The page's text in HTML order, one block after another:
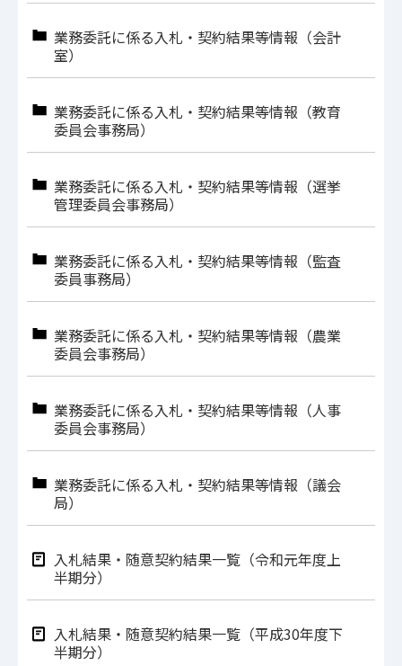
業務委託に係る入札・契約結果等情報（会計
室）
業務委託に係る入札・契約結果等情報（教育
委員会事務局）
業務委託に係る入札・契約結果等情報（選挙
管理委員会事務局）
業務委託に係る入札・契約結果等情報（監査
委員事務局）
業務委託に係る入札・契約結果等情報（農業
委員会事務局）
業務委託に係る入札・契約結果等情報（人事
委員会事務局）
業務委託に係る入札・契約結果等情報（議会
局）
入札結果・随意契約結果一覧（令和元年度上
半期分）
入札結果・随意契約結果一覧（平成30年度下
半期分）